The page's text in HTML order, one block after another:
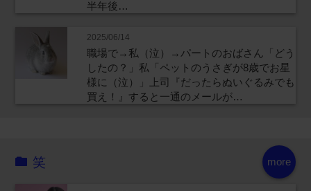
半年後…
2025/06/14
職場で→私（泣）→パートのおばさん「どう
したの？」私「ペットのうさぎが8歳でお星
様に（泣）」上司『だったらぬいぐるみでも
買え！』すると一通のメールが…
more
笑